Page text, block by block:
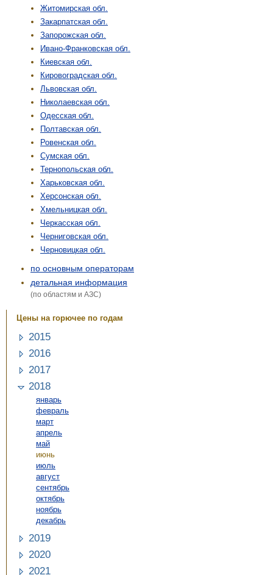
Житомирская обл.
Закарпатская обл.
Запорожская обл.
Ивано-Франковская обл.
Киевская обл.
Кировоградская обл.
Львовская обл.
Николаевская обл.
Одесская обл.
Полтавская обл.
Ровенская обл.
Сумская обл.
Тернопольская обл.
Харьковская обл.
Херсонская обл.
Хмельницкая обл.
Черкасская обл.
Черниговская обл.
Черновицкая обл.
по основным операторам
детальная информация
(по областям и АЗС)
Цены на горючее по годам
2015
2016
2017
2018
январь
февраль
март
апрель
май
июнь
июль
август
сентябрь
октябрь
ноябрь
декабрь
2019
2020
2021